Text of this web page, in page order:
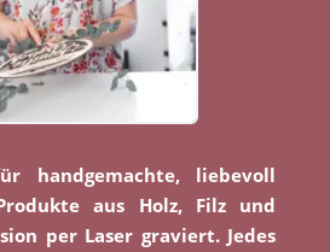
handgemachte, liebevoll
aus Holz, Filz und
per Laser graviert. Jedes